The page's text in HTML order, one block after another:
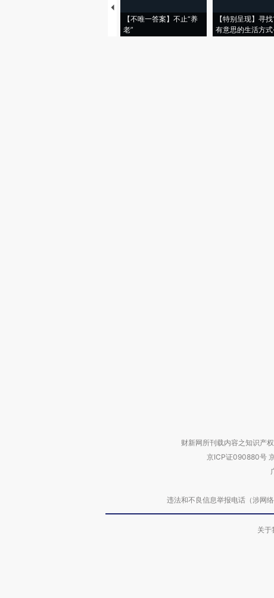
【不唯一答案】不止“养
老”
【特别呈现】寻
有意思的生活方式
财新网所刊载内容之知识产
京ICP证090880号
违法和不良信息举报电话（涉
关于